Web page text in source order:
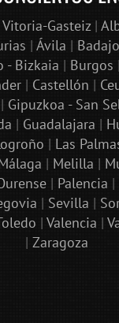
Gasteiz|
| Ávila |
- Bizkaia | Burgos |
| Castellón |
| Gipuzkoa - San
| Guadalajara |
| Las
| Melilla |
| Palencia |
| Sevilla |
| Valencia |
| Zaragoza